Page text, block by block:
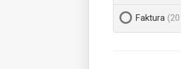
Faktura